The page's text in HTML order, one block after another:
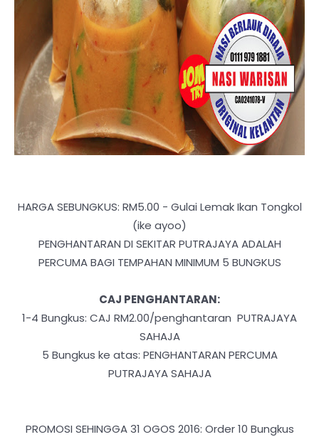
HARGA SEBUNGKUS: RM5.00 - Gulai Lemak Ikan Tongkol
(ike ayoo)
PENGHANTARAN DI SEKITAR PUTRAJAYA ADALAH
PERCUMA BAGI TEMPAHAN MINIMUM 5 BUNGKUS
CAJ PENGHANTARAN:
1-4 Bungkus: CAJ RM2.00/penghantaran PUTRAJAYA
SAHAJA
5 Bungkus ke atas: PENGHANTARAN PERCUMA
PUTRAJAYA SAHAJA
PROMOSI SEHINGGA 31 OGOS 2016: Order 10 Bungkus